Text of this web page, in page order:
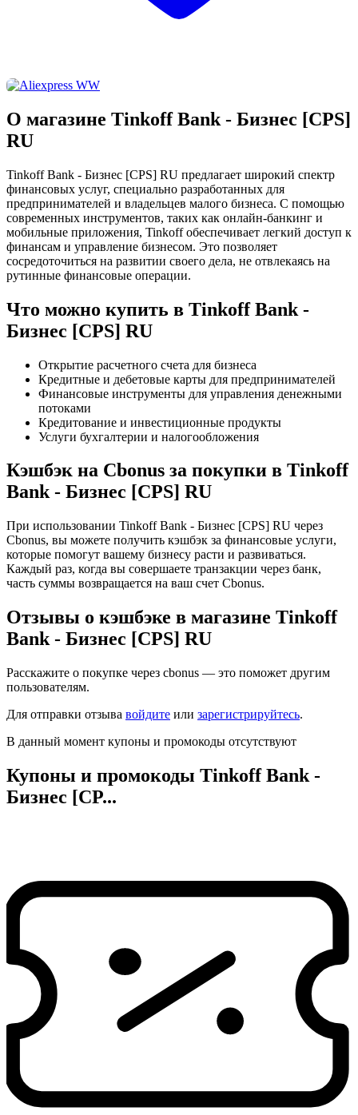
О магазине Tinkoff Bank - Бизнес [CPS]
RU
Tinkoff Bank - Бизнес [CPS] RU предлагает широкий спектр
финансовых услуг, специально разработанных для
предпринимателей и владельцев малого бизнеса. С помощью
современных инструментов, таких как онлайн-банкинг и
мобильные приложения, Tinkoff обеспечивает легкий доступ к
финансам и управление бизнесом. Это позволяет
сосредоточиться на развитии своего дела, не отвлекаясь на
рутинные финансовые операции.
Что можно купить в Tinkoff Bank -
Бизнес [CPS] RU
Открытие расчетного счета для бизнеса
Кредитные и дебетовые карты для предпринимателей
Финансовые инструменты для управления денежными
потоками
Кредитование и инвестиционные продукты
Услуги бухгалтерии и налогообложения
Кэшбэк на Cbonus за покупки в Tinkoff
Bank - Бизнес [CPS] RU
При использовании Tinkoff Bank - Бизнес [CPS] RU через
Cbonus, вы можете получить кэшбэк за финансовые услуги,
которые помогут вашему бизнесу расти и развиваться.
Каждый раз, когда вы совершаете транзакции через банк,
часть суммы возвращается на ваш счет Cbonus.
Отзывы о кэшбэке в магазине Tinkoff
Bank - Бизнес [CPS] RU
Расскажите о покупке через cbonus — это поможет другим
пользователям.
Для отправки отзыва войдите или зарегистрируйтесь.
В данный момент купоны и промокоды отсутствуют
Купоны и промокоды Tinkoff Bank -
Бизнес [CP...